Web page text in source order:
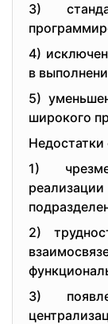
3)
4)
в
5)
шиpoкoгo
1)
2)
3)